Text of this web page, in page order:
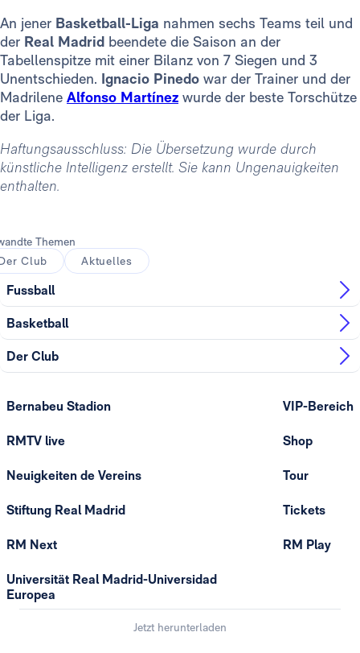
An jener Basketball-Liga nahmen sechs Teams teil und
der Real Madrid beendete die Saison an der
Tabellenspitze mit einer Bilanz von 7 Siegen und 3
Unentschieden. Ignacio Pinedo war der Trainer und der
Madrilene Alfonso Martínez wurde der beste Torschütze
der Liga.
Haftungsausschluss: Die Übersetzung wurde durch
künstliche Intelligenz erstellt. Sie kann Ungenauigkeiten
enthalten.
Themen
Club
Aktuelles
Fussball
Basketball
Der Club
Bernabeu Stadion
RMTV live
Neuigkeiten de Vereins
Stiftung Real Madrid
RM Next
Universität Real Madrid-Universidad
Europea
VIP-Bereich
Shop
Tour
Tickets
RM Play
Jetzt herunterladen